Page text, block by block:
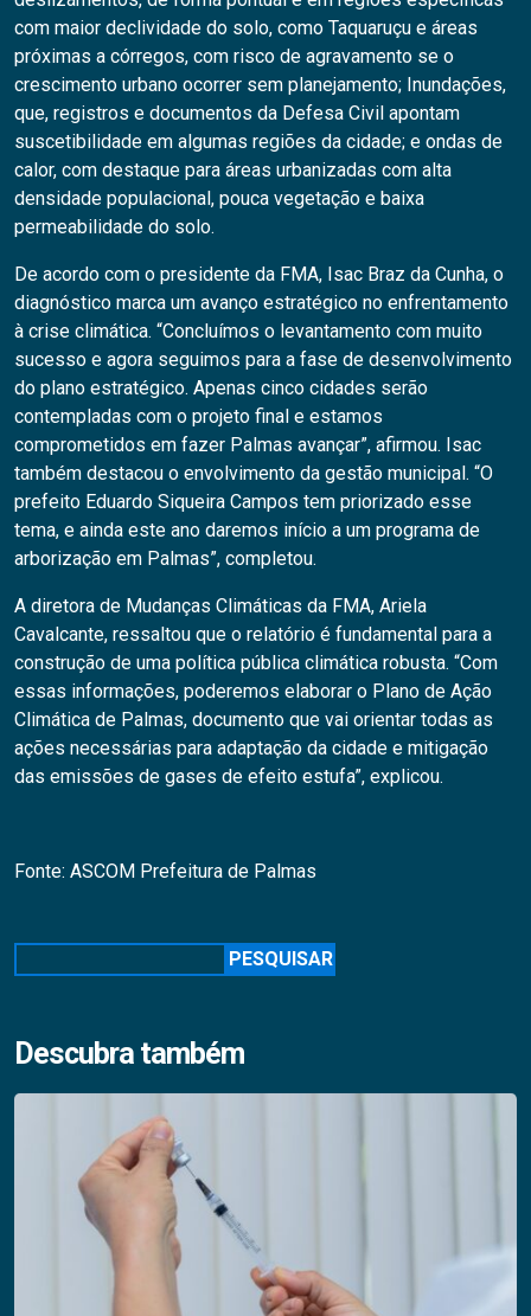
com maior declividade do solo, como Taquaruçu e áreas
próximas a córregos, com risco de agravamento se o
crescimento urbano ocorrer sem planejamento; Inundações,
que, registros e documentos da Defesa Civil apontam
suscetibilidade em algumas regiões da cidade; e ondas de
calor, com destaque para áreas urbanizadas com alta
densidade populacional, pouca vegetação e baixa
permeabilidade do solo.
De acordo com o presidente da FMA, Isac Braz da Cunha, o
diagnóstico marca um avanço estratégico no enfrentamento
à crise climática. “Concluímos o levantamento com muito
sucesso e agora seguimos para a fase de desenvolvimento
do plano estratégico. Apenas cinco cidades serão
contempladas com o projeto final e estamos
comprometidos em fazer Palmas avançar”, afirmou. Isac
também destacou o envolvimento da gestão municipal. “O
prefeito Eduardo Siqueira Campos tem priorizado esse
tema, e ainda este ano daremos início a um programa de
arborização em Palmas”, completou.
A diretora de Mudanças Climáticas da FMA, Ariela
Cavalcante, ressaltou que o relatório é fundamental para a
construção de uma política pública climática robusta. “Com
essas informações, poderemos elaborar o Plano de Ação
Climática de Palmas, documento que vai orientar todas as
ações necessárias para adaptação da cidade e mitigação
das emissões de gases de efeito estufa”, explicou.
Fonte: ASCOM Prefeitura de Palmas
PESQUISAR
Descubra também